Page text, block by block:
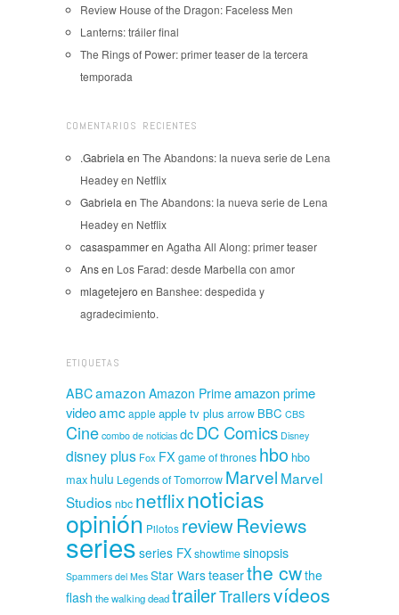
Review House of the Dragon: Faceless Men
Lanterns: tráiler final
The Rings of Power: primer teaser de la tercera
temporada
COMENTARIOS RECIENTES
.Gabriela en The Abandons: la nueva serie de Lena
Headey en Netflix
Gabriela en The Abandons: la nueva serie de Lena
Headey en Netflix
casaspammeren Agatha All Along: primer teaser
Ansen Los Farad: desde Marbella con amor
mlagetejero en Banshee: despedida y
agradecimiento.
ETIQUETAS
ABCamazon Amazon Primeamazon prime
videoamcapple apple tv plus arrow BBC CBS
Cine combo de noticias dcDC Comics Disney
disney plus Fox FX game of thrones hbo hbo
max hulu Legends of Tomorrow Marvel Marvel
Studios nbc netflixnoticias
opinión Pilotos reviewReviews
series series FXshowtimesinopsis
Spammers del Mes Star Warsteaserthe cwthe
flash the walking deadtrailerTrailersvídeos